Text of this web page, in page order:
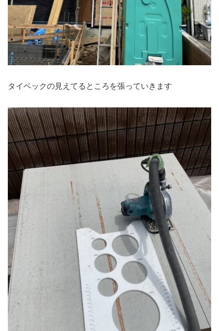
タイベックの見えてるところを張っていきます